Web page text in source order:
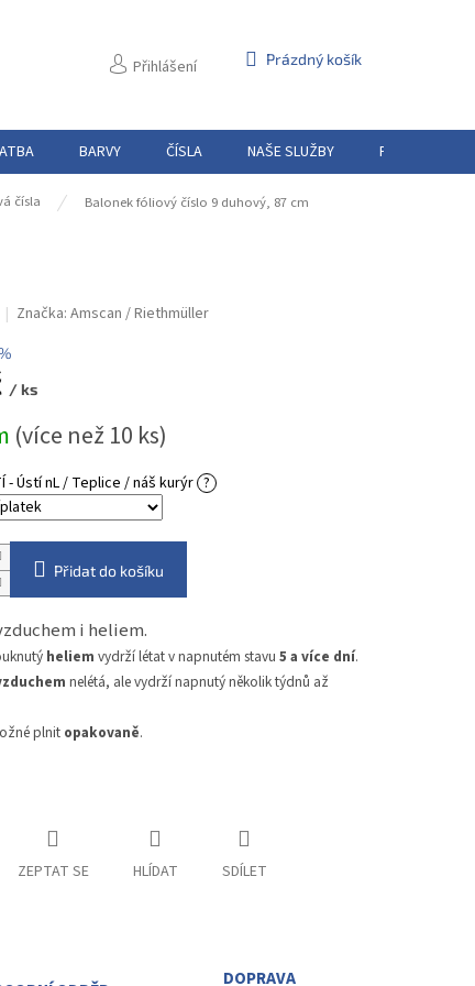
Přihlášení
NÁKUPNÍ
Prázdný košík
BARVY ČÍSLA NAŠE SLUŽBY PŮJČOVNA
čísla Balonek fóliový číslo 9 duhový, 87 cm
Značka:Amscan / Riethmüller
/ ks
(více než 10 ks)
- Ústí nL / Teplice / náš kurýr ?
Přidat do košíku
i heliem.
heliem vydrží létat v napnutém stavu 5 a více dní.
nelétá, ale vydrží napnutý několik týdnů až
plnit opakovaně.
ZEPTAT SE HLÍDAT SDÍLET
DOPRAVA